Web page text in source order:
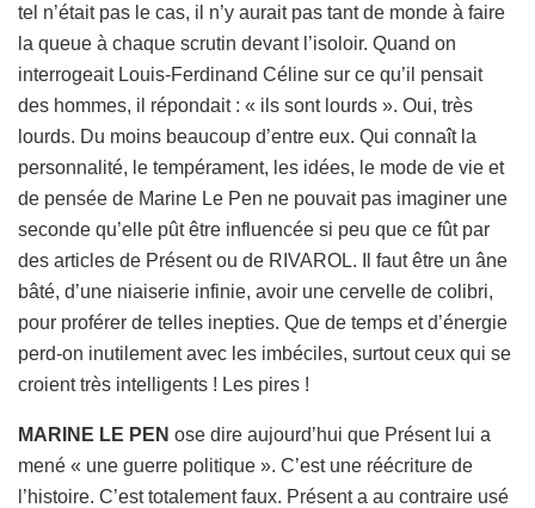
tel n’était pas le cas, il n’y aurait pas tant de monde à faire
la queue à chaque scrutin devant l’isoloir. Quand on
interrogeait Louis-Ferdinand Céline sur ce qu’il pensait
des hommes, il répondait : « ils sont lourds ». Oui, très
lourds. Du moins beaucoup d’entre eux. Qui connaît la
personnalité, le tempérament, les idées, le mode de vie et
de pensée de Marine Le Pen ne pouvait pas imaginer une
seconde qu’elle pût être influencée si peu que ce fût par
des articles de Présent ou de RIVAROL. Il faut être un âne
bâté, d’une niaiserie infinie, avoir une cervelle de colibri,
pour proférer de telles inepties. Que de temps et d’énergie
perd-on inutilement avec les imbéciles, surtout ceux qui se
croient très intelligents ! Les pires !
MARINE LE PEN ose dire aujourd’hui que Présent lui a
mené « une guerre politique ». C’est une réécriture de
l’histoire. C’est totalement faux. Présent a au contraire usé